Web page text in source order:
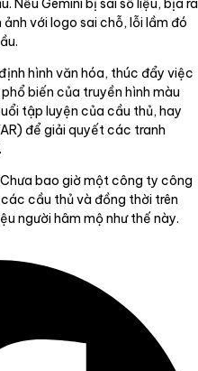
Nếu Gemini bị sai số liệu, bịa ra
với logo sai chỗ, lỗi lầm đó
hình văn hóa, thúc đẩy việc
biến của truyền hình màu
tập luyện của cầu thủ, hay
để giải quyết các tranh
bao giờ một công ty công
cầu thủ và đồng thời trên
người hâm mộ như thế này.